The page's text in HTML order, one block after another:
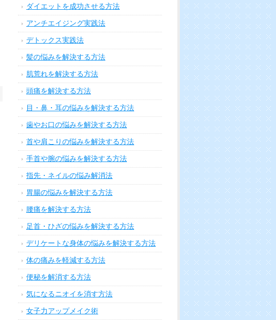
ダイエットを成功させる方法
アンチエイジング実践法
デトックス実践法
髪の悩みを解決する方法
肌荒れを解決する方法
頭痛を解決する方法
目・鼻・耳の悩みを解決する方法
歯やお口の悩みを解決する方法
首や肩こりの悩みを解決する方法
手首や腕の悩みを解決する方法
指先・ネイルの悩み解消法
胃腸の悩みを解決する方法
腰痛を解決する方法
足首・ひざの悩みを解決する方法
デリケートな身体の悩みを解決する方法
体の痛みを軽減する方法
便秘を解消する方法
気になるニオイを消す方法
女子力アップメイク術